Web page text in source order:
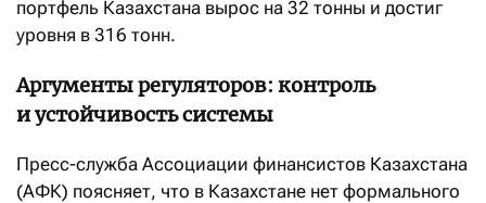
портфель Казахстана вырос на 32 тонны и достиг
уровня в 316 тонн.
Аргументы регуляторов: контроль
и устойчивость системы
Пресс-служба Ассоциации финансистов Казахстана
(АФК) поясняет, что в Казахстане нет формального